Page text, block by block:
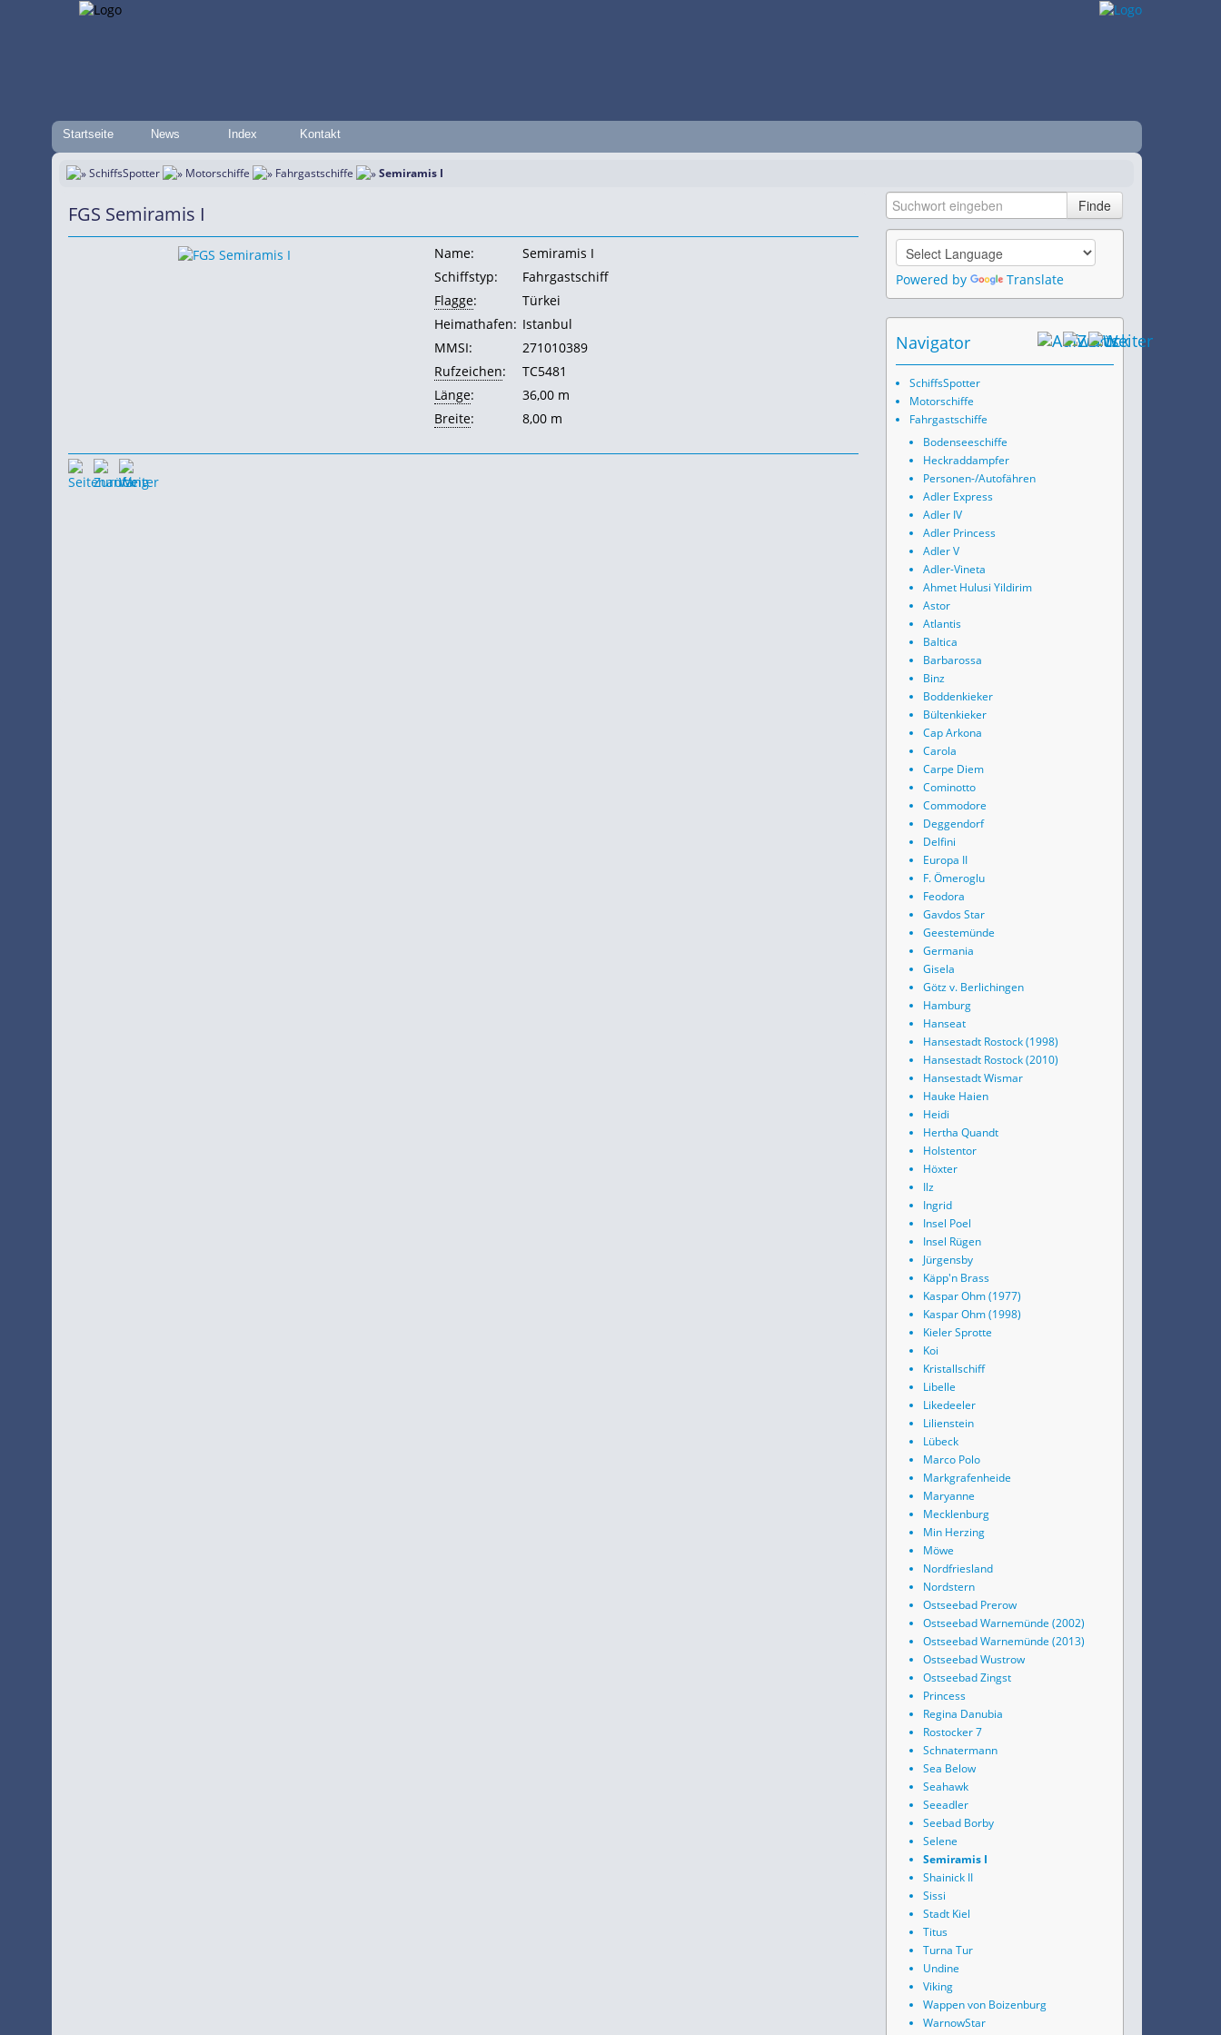
Startseite News Index Kontakt
SchiffsSpotter Motorschiffe Fahrgastschiffe Semiramis I
FGS Semiramis I
Name:
Semiramis I
Schiffstyp:
Fahrgastschiff
Flagge:
Türkei
Heimathafen: Istanbul
MMSI:
271010389
Rufzeichen:
TC5481
Länge:
36,00 m
Breite: 8,00 m
Powered by Translate
Navigator
SchiffsSpotter
Motorschiffe
Fahrgastschiffe
Bodenseeschiffe
Heckraddampfer
Personen-/Autofähren
Adler Express
Adler IV
Adler Princess
Adler V
Adler-Vineta
Ahmet Hulusi Yildirim
Astor
Atlantis
Baltica
Barbarossa
Binz
Boddenkieker
Bültenkieker
Cap Arkona
Carola
Carpe Diem
Cominotto
Commodore
Deggendorf
Delfini
Europa II
F. Ömeroglu
Feodora
Gavdos Star
Geestemünde
Germania
Gisela
Götz v. Berlichingen
Hamburg
Hanseat
Hansestadt Rostock (1998)
Hansestadt Rostock (2010)
Hansestadt Wismar
Hauke Haien
Heidi
Hertha Quandt
Holstentor
Höxter
Ilz
Ingrid
Insel Poel
Insel Rügen
Jürgensby
Käpp'n Brass
Kaspar Ohm (1977)
Kaspar Ohm (1998)
Kieler Sprotte
Koi
Kristallschiff
Libelle
Likedeeler
Lilienstein
Lübeck
Marco Polo
Markgrafenheide
Maryanne
Mecklenburg
Min Herzing
Möwe
Nordfriesland
Nordstern
Ostseebad Prerow
Ostseebad Warnemünde (2002)
Ostseebad Warnemünde (2013)
Ostseebad Wustrow
Ostseebad Zingst
Princess
Regina Danubia
Rostocker 7
Schnatermann
Sea Below
Seahawk
Seeadler
Seebad Borby
Selene
Semiramis I
Shainick II
Sissi
Stadt Kiel
Titus
Turna Tur
Undine
Viking
Wappen von Boizenburg
WarnowStar